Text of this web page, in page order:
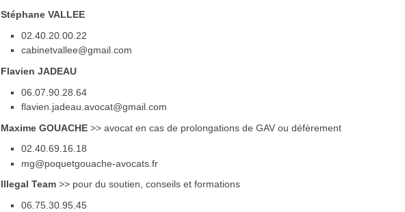
Stéphane VALLEE
02.40.20.00.22
cabinetvallee@gmail.com
Flavien JADEAU
06.07.90.28.64
flavien.jadeau.avocat@gmail.com
Maxime GOUACHE >> avocat en cas de prolongations de GAV ou défèrement
02.40.69.16.18
mg@poquetgouache-avocats.fr
Illegal Team >> pour du soutien, conseils et formations
06.75.30.95.45